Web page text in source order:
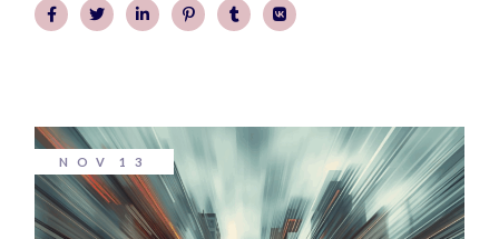
NOV 13